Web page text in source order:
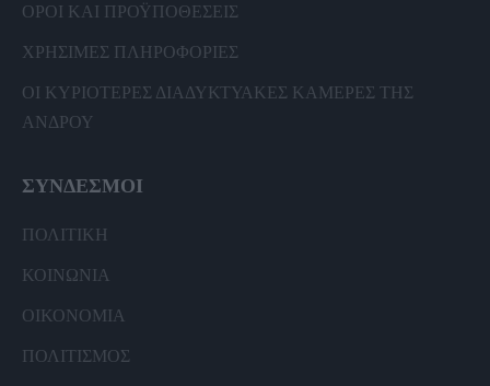
ΟΡΟΙ ΚΑΙ ΠΡΟΫΠΟΘΕΣΕΙΣ
ΧΡΗΣΙΜΕΣ ΠΛΗΡΟΦΟΡΙΕΣ
ΟΙ ΚΥΡΙΟΤΕΡΕΣ ΔΙΑΔΥΚΤΥΑΚΕΣ ΚΑΜΕΡΕΣ ΤΗΣ
ΑΝΔΡΟΥ
ΣΥΝΔΕΣΜΟΙ
ΠΟΛΙΤΙΚΗ
ΚΟΙΝΩΝΙΑ
ΟΙΚΟΝΟΜΙΑ
ΠΟΛΙΤΙΣΜΟΣ